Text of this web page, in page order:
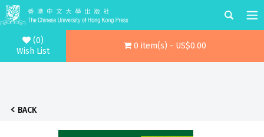
(0)
Wish List
0 item(s) - US$0.00
BACK